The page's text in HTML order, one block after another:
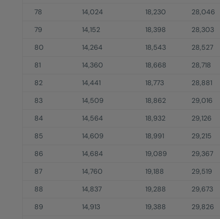
78
14,024 18,230
28,046
79
14,152 18,398
28,303
80
14,264 18,543
28,527
81
14,360 18,668
28,718
82
14,441 18,773
28,881
83
14,509 18,862
29,016
84
14,564 18,932
29,126
85
14,609 18,991
29,215
86
14,684 19,089
29,367
87
14,760 19,188
29,519
88
14,837 19,288
29,673
89
14,913 19,388
29,826